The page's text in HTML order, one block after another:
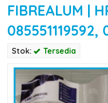
FIBREALUM |
085551119592,
Stok: Tersedia